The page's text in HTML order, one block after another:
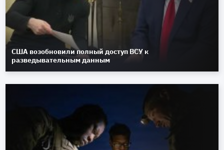
США возобновили полный доступ ВСУ к
разведывательным данным